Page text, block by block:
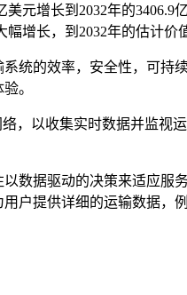
元增长到2032年的
增长，到2032年的估计价
统的效率，安全性，可
。
，以收集实时数据并监
数据驱动的决策来适应服
户提供详细的运输数据